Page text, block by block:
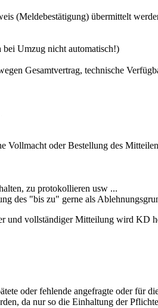
(Meldebestätigung) übermittelt
bei Umzug nicht automatisch!)
Gesamtvertrag, technische
Vollmacht oder Bestellung des
zu protokollieren usw ...
des "bis zu" gerne als
und vollständiger Mitteilung wird KD
oder fehlende angefragte oder für
da nur so die Einhaltung der